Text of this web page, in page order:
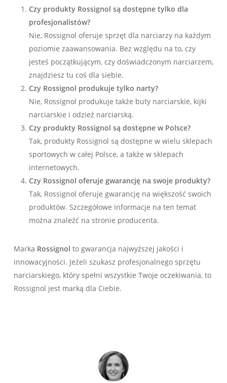
Czy produkty Rossignol są dostępne tylko dla
profesjonalistów?
Nie, Rossignol oferuje sprzęt dla narciarzy na każdym
poziomie zaawansowania. Bez względu na to, czy
jesteś początkującym, czy doświadczonym narciarzem,
znajdziesz tu coś dla siebie.
Czy Rossignol produkuje tylko narty?
Nie, Rossignol produkuje także buty narciarskie, kijki
narciarskie i odzież narciarską.
Czy produkty Rossignol są dostępne w Polsce?
Tak, produkty Rossignol są dostępne w wielu sklepach
sportowych w całej Polsce, a także w sklepach
internetowych.
Czy Rossignol oferuje gwarancję na swoje produkty?
Tak, Rossignol oferuje gwarancję na większość swoich
produktów. Szczegółowe informacje na ten temat
można znaleźć na stronie producenta.
Marka Rossignol to gwarancja najwyższej jakości i
innowacyjności. Jeżeli szukasz profesjonalnego sprzętu
narciarskiego, który spełni wszystkie Twoje oczekiwania, to
Rossignol jest marką dla Ciebie.